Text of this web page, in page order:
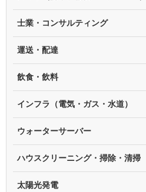
士業・コンサルティング
運送・配達
飲食・飲料
インフラ（電気・ガス・水道）
ウォーターサーバー
ハウスクリーニング・掃除・清掃
太陽光発電